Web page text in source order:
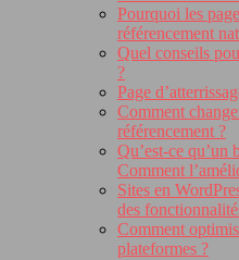
Pourquoi les
référencement
Quel conseils
?
Page
Comment
référencement ?
Qu’est-ce qu’un
Comment
Sites en
des
Comment
plateformes ?